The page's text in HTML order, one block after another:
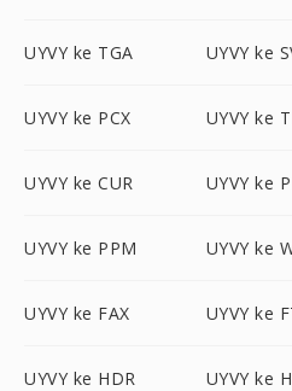
UYVY ke TGA UYVY ke
UYVY ke PCX UYVY ke
UYVY ke CUR UYVY ke
UYVY ke PPM UYVY ke
UYVY ke FAX UYVY ke
UYVY ke HDR UYVY ke